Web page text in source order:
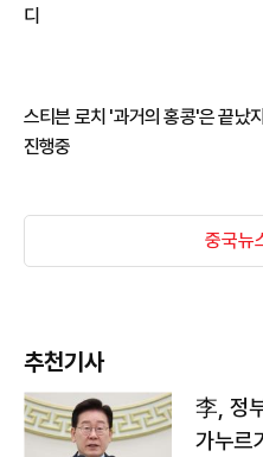
디
스티븐 로치 '과거의 홍콩'은 끝났
진행중
중국뉴
추천기사
李, 정
가누르